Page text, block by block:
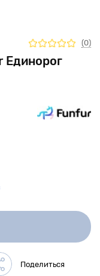
Единорог
(0)